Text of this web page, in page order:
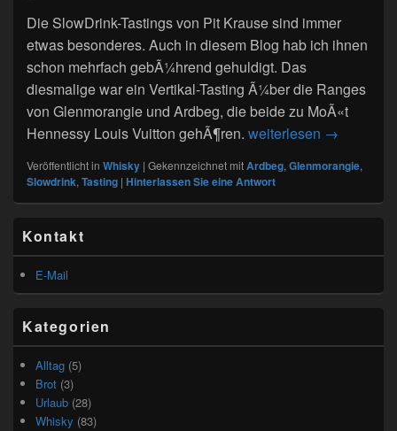
Die SlowDrink-Tastings von Pit Krause sind immer
etwas besonderes. Auch in diesem Blog hab ich ihnen
schon mehrfach gebÃ¼hrend gehuldigt. Das
diesmalige war ein Vertikal-Tasting Ã¼ber die Ranges
von Glenmorangie und Ardbeg, die beide zu MoÃ«t
Hennessy Louis Vuitton gehÃ¶ren. weiterlesen Beauty
→
Veröffentlicht in Whisky | Gekennzeichnet mitArdbeg, Glenmorangie,
Slowdrink, Tasting | Hinterlassen Sie eine Antwort
Seitenleisten
Widget-
Bereich
Kontakt
E-Mail
Kategorien
Alltag (5)
Brot (3)
Urlaub (28)
Whisky (83)